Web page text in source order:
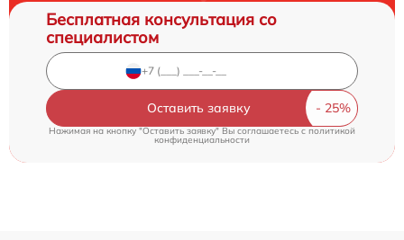
Бесплатная консультация со
специалистом
Оставить заявку
Нажимая на кнопку "Оставить заявку" Вы соглашаетесь cполитикой
конфиденциальности